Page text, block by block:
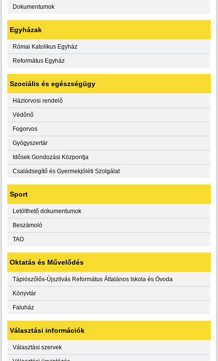
Dokumentumok
Egyházak
Római Katolikus Egyház
Református Egyház
Szociális és egészségügy
Háziorvosi rendelő
Védőnő
Fogorvos
Gyógyszertár
Idősek Gondozási Központja
Családsegítő és Gyermekjóléti Szolgálat
Sport
Letölthető dokumentumok
Beszámoló
TAO
Oktatás és Művelődés
Tápiószőlős-Újszilvás Református Általános Iskola és Óvoda
Könyvtár
Faluház
Választási információk
Választási szervek